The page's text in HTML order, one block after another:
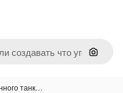
Поиск
танк…